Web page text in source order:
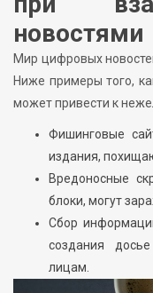
новостями
Мир цифровых
Ниже примеры того,
может привести к
Фишинговые
издания,
Вредоносные
блоки, могут
Сбор
создания
лицам.